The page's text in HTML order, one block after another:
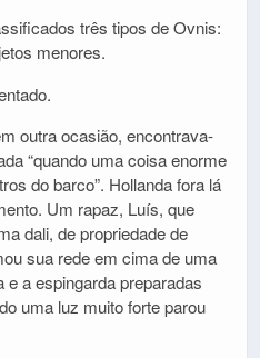
três tipos de Ovnis:
menores.
outra ocasião, encontrava-
“quando uma coisa enorme
do barco”. Hollanda fora lá
Um rapaz, Luís, que
dali, de propriedade de
sua rede em cima de uma
a espingarda preparadas
uma luz muito forte parou